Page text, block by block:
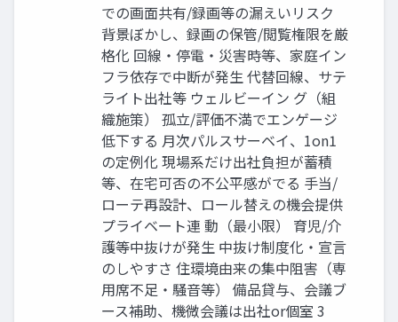
での画面共有/録画等の漏えいリスク
背景ぼかし、録画の保管/閲覧権限を厳
格化 回線・停電・災害時等、家庭イン
フラ依存で中断が発生 代替回線、サテ
ライト出社等 ウェルビーイン グ（組
織施策） 孤立/評価不満でエンゲージ
低下する 月次パルスサーベイ、1on1
の定例化 現場系だけ出社負担が蓄積
等、在宅可否の不公平感がでる 手当/
ローテ再設計、ロール替えの機会提供
プライベート連 動（最小限） 育児/介
護等中抜けが発生 中抜け制度化・宣言
のしやすさ 住環境由来の集中阻害（専
用席不足・騒音等） 備品貸与、会議ブ
ース補助、機微会議は出社or個室 3